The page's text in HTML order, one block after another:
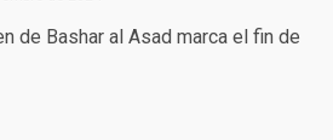
de Bashar al Asad marca el fin de